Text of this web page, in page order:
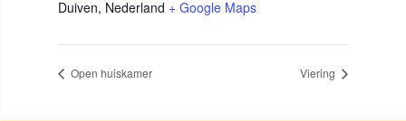
Duiven, Nederland + Google Maps
Open huiskamer Viering